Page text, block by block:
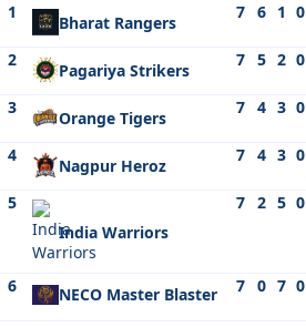
1
Bharat Rangers 7 6 1 0
2 Pagariya Strikers 7 5 2 0
3 Orange Tigers 7 4 3 0
4 Nagpur Heroz 7 4 3 0
5
India Warriors
7 2 5 0
6 NECO Master Blaster 7 0 7 0